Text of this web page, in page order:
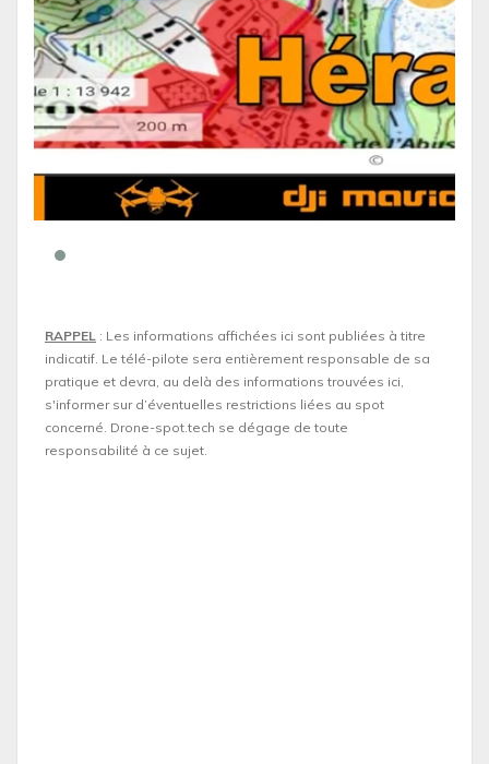
RAPPEL : Les informations affichées ici sont publiées à titre
indicatif. Le télé-pilote sera entièrement responsable de sa
pratique et devra, au delà des informations trouvées ici,
s'informer sur d’éventuelles restrictions liées au spot
concerné. Drone-spot.tech se dégage de toute
responsabilité à ce sujet.